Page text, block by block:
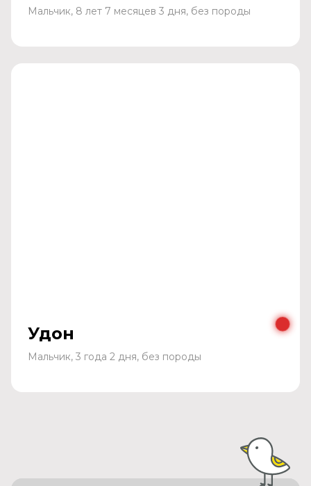
Мальчик, 8 лет 7 месяцев 3 дня, без породы
Удон
Мальчик, 3 года 2 дня, без породы